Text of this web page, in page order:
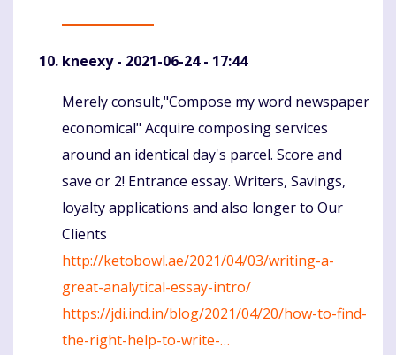
kneexy- 2021-06-24 - 17:44
Komentaras
Merely consult,"Compose my word newspaper
economical" Acquire composing services
around an identical day's parcel. Score and
save or 2! Entrance essay. Writers, Savings,
loyalty applications and also longer to Our
Clients
http://ketobowl.ae/2021/04/03/writing-a-
great-analytical-essay-intro/
https://jdi.ind.in/blog/2021/04/20/how-to-find-
the-right-help-to-write-…